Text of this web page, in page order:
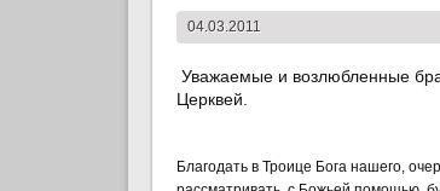
04.03.2011
Уважаемые и возлюбленные
Церквей.
Благодать в Троице Бога нашего,